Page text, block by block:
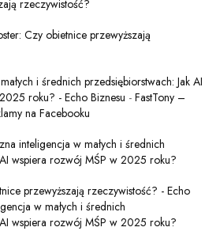
rzeczywistość?
Czy obietnice przewyższają
i średnich przedsiębiorstwach: Jak AI
roku? - Echo Biznesu - FastTony –
na Facebooku
inteligencja w małych i średnich
wspiera rozwój MŚP w 2025 roku?
przewyższają rzeczywistość? - Echo
w małych i średnich
wspiera rozwój MŚP w 2025 roku?